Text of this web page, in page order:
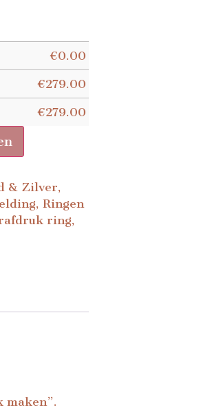
€0.00
€279.00
€279.00
& Zilver,
,Ringen
ring,
maken”.